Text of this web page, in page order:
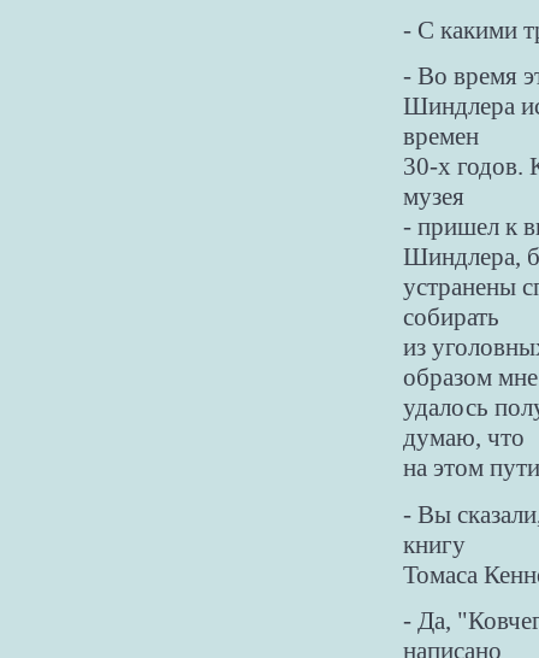
- С какими
- Во время
Шиндлера
времен
30-х годов.
музея
- пришел к
Шиндлера,
устранены
собирать
из
образом мне
удалось
думаю, что
на этом
- Вы
книгу
Томаса
- Да,
написано